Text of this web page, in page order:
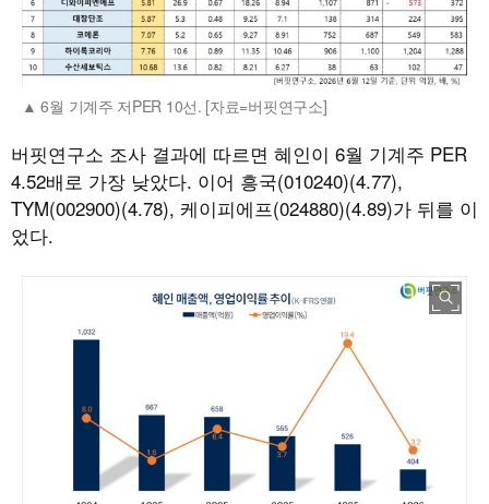
6월 기계주 저PER 10선. [자료=버핏연구소]
버핏연구소 조사 결과에 따르면 혜인이 6월 기계주 PER
4.52배로 가장 낮았다. 이어 흥국(010240)(4.77),
TYM(002900)(4.78), 케이피에프(024880)(4.89)가 뒤를 이
었다.